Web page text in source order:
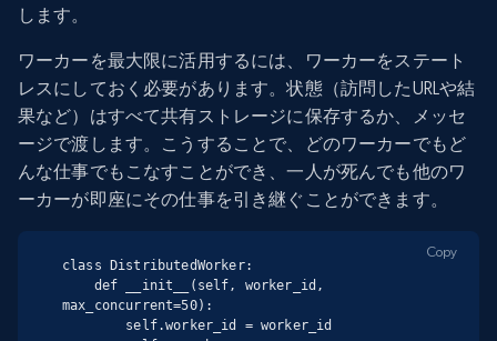
します。
ワーカーを最大限に活用するには、ワーカーをステート
レスにしておく必要があります。状態（訪問したURLや結
果など）はすべて共有ストレージに保存するか、メッセ
ージで渡します。こうすることで、どのワーカーでもど
んな仕事でもこなすことができ、一人が死んでも他のワ
ーカーが即座にその仕事を引き継ぐことができます。
class DistributedWorker:
max_concurrent=50):
Copy